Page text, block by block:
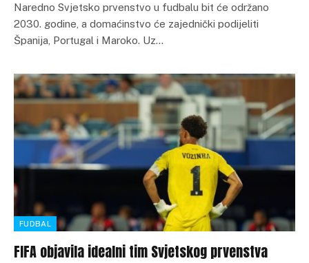
Naredno Svjetsko prvenstvo u fudbalu bit će održano
2030. godine, a domaćinstvo će zajednički podijeliti
Španija, Portugal i Maroko. Uz…
FUDBAL
FIFA objavila idealni tim Svjetskog prvenstva